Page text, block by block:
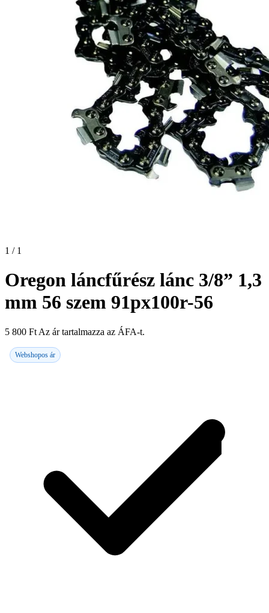
1 / 1
Oregon láncfűrész lánc 3/8” 1,3
mm 56 szem 91px100r-56
5 800 Ft Az ár tartalmazza az ÁFA-t.
Webshopos ár